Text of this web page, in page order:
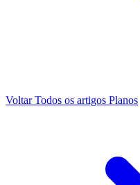
VoltarTodos os artigos Planos